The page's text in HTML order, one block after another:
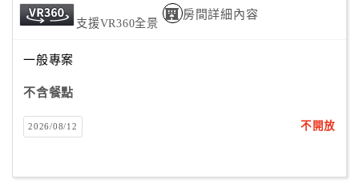
傳
支援VR360全景
房間詳細內容
一般專案
不含餐點
2026/08/12 不開放